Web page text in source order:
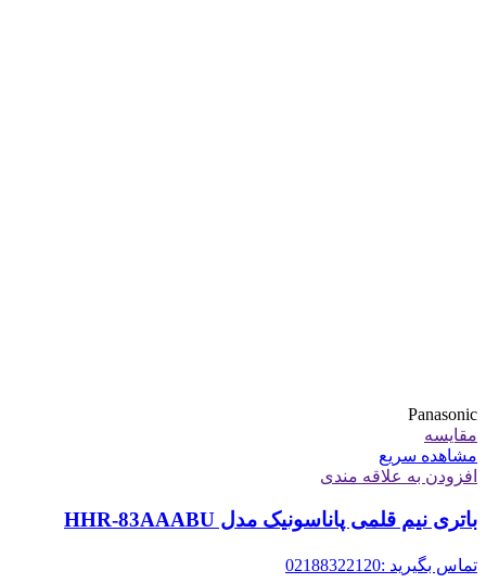
Panasonic
مقایسه
مشاهده سریع
افزودن به علاقه مندی
باتری نیم قلمی پاناسونیک مدل HHR-83AAABU
تماس بگیرید :02188322120